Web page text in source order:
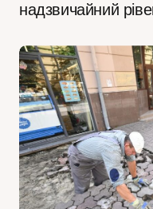
надзвичайний